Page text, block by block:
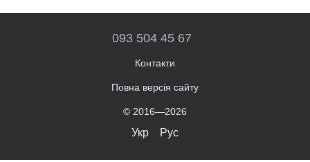
093 504 45 67
Контакти
Повна версія сайту
© 2016—2026
Укр Рус